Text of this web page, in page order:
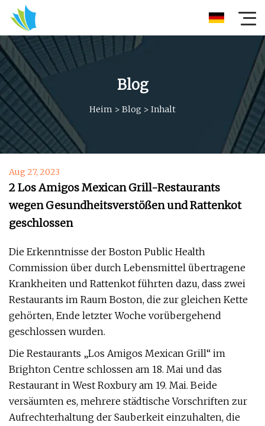
Blog
Heim > Blog > Inhalt
Aug 27, 2023
2 Los Amigos Mexican Grill-Restaurants
wegen Gesundheitsverstößen und Rattenkot
geschlossen
Die Erkenntnisse der Boston Public Health
Commission über durch Lebensmittel übertragene
Krankheiten und Rattenkot führten dazu, dass zwei
Restaurants im Raum Boston, die zur gleichen Kette
gehörten, Ende letzter Woche vorübergehend
geschlossen wurden.
Die Restaurants „Los Amigos Mexican Grill“ im
Brighton Centre schlossen am 18. Mai und das
Restaurant in West Roxbury am 19. Mai. Beide
versäumten es, mehrere städtische Vorschriften zur
Aufrechterhaltung der Sauberkeit einzuhalten, die